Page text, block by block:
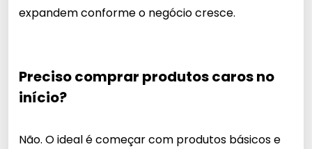
expandem conforme o negócio cresce.
Preciso comprar produtos caros no
início?
Não. O ideal é começar com produtos básicos e